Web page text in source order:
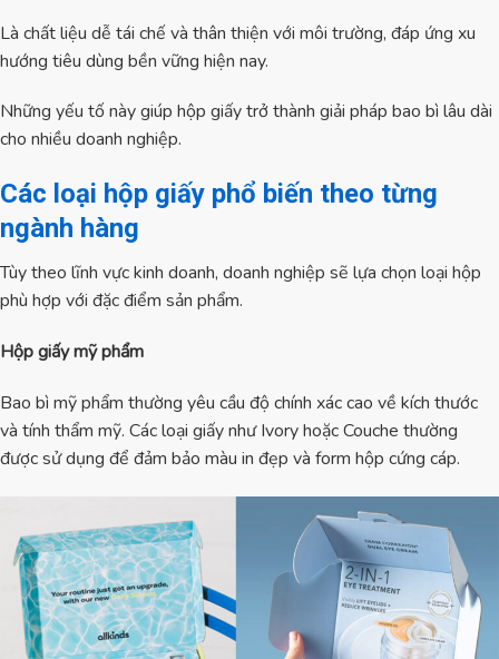
Là chất liệu dễ tái chế và thân thiện với môi trường, đáp ứng xu
hướng tiêu dùng bền vững hiện nay.
Những yếu tố này giúp hộp giấy trở thành giải pháp bao bì lâu dài
cho nhiều doanh nghiệp.
Các loại hộp giấy phổ biến theo từng
ngành hàng
Tùy theo lĩnh vực kinh doanh, doanh nghiệp sẽ lựa chọn loại hộp
phù hợp với đặc điểm sản phẩm.
Hộp giấy mỹ phẩm
Bao bì mỹ phẩm thường yêu cầu độ chính xác cao về kích thước
và tính thẩm mỹ. Các loại giấy như Ivory hoặc Couche thường
được sử dụng để đảm bảo màu in đẹp và form hộp cứng cáp.